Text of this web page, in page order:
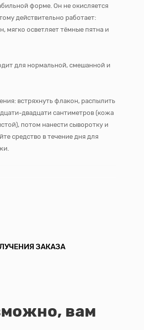
форме. Он не окисляется
действительно работает:
мягко осветляет тёмные пятна и
для нормальной, смешанной и
встряхнуть флакон, распылить
двадцати сантиметров (кожа
потом нанести сыворотку и
средство в течение дня для
ЗАКАЗА
вам